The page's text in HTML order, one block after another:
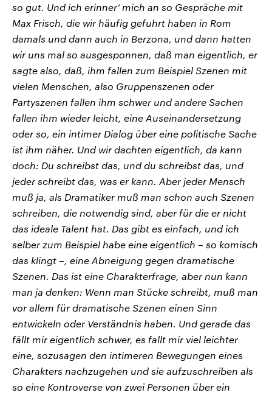
so gut. Und ich erinner‘ mich an so Gespräche mit
Max Frisch, die wir häufig gefuhrt haben in Rom
damals und dann auch in Berzona, und dann hatten
wir uns mal so ausgesponnen, daß man eigentlich, er
sagte also, daß, ihm fallen zum Beispiel Szenen mit
vielen Menschen, also Gruppenszenen oder
Partyszenen fallen ihm schwer und andere Sachen
fallen ihm wieder leicht, eine Auseinandersetzung
oder so, ein intimer Dialog über eine politische Sache
ist ihm näher. Und wir dachten eigentlich, da kann
doch: Du schreibst das, und du schreibst das, und
jeder schreibt das, was er kann. Aber jeder Mensch
muß ja, als Dramatiker muß man schon auch Szenen
schreiben, die notwendig sind, aber für die er nicht
das ideale Talent hat. Das gibt es einfach, und ich
selber zum Beispiel habe eine eigentlich – so komisch
das klingt –, eine Abneigung gegen dramatische
Szenen. Das ist eine Charakterfrage, aber nun kann
man ja denken: Wenn man Stücke schreibt, muß man
vor allem für dramatische Szenen einen Sinn
entwickeln oder Verständnis haben. Und gerade das
fällt mir eigentlich schwer, es fallt mir viel leichter
eine, sozusagen den intimeren Bewegungen eines
Charakters nachzugehen und sie aufzuschreiben als
so eine Kontroverse von zwei Personen über ein